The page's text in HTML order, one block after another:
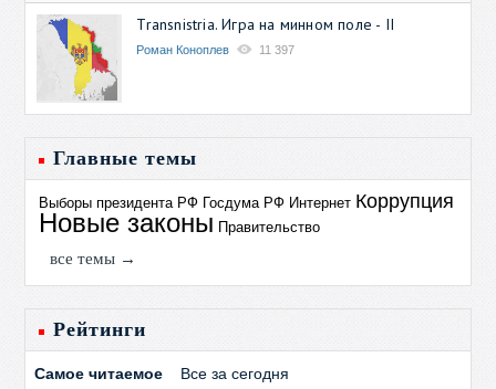
Transnistria. Игра на минном поле - II
Роман Коноплев 11 397
Главные темы
Выборы президента РФ Госдума РФ Интернет Коррупция
Новые законы Правительство
все темы →
Рейтинги
Самое читаемое Все за сегодня